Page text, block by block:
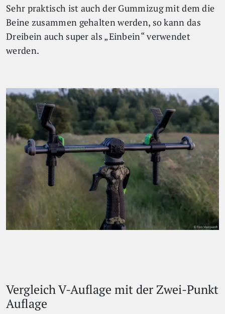
Sehr praktisch ist auch der Gummizug mit dem die
Beine zusammen gehalten werden, so kann das
Dreibein auch super als „Einbein“ verwendet
werden.
Vergleich V-Auflage mit der Zwei-Punkt
Auflage